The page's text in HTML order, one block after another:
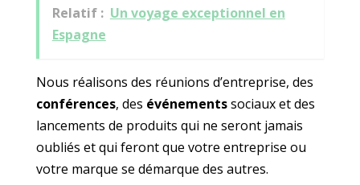
Relatif : Un voyage exceptionnel en
Espagne
Nous réalisons des réunions d’entreprise, des
conférences, des événementssociaux et des
lancements de produits qui ne seront jamais
oubliés et qui feront que votre entreprise ou
votre marque se démarque des autres.